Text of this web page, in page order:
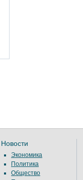
Новости
Экономика
Политика
Общество